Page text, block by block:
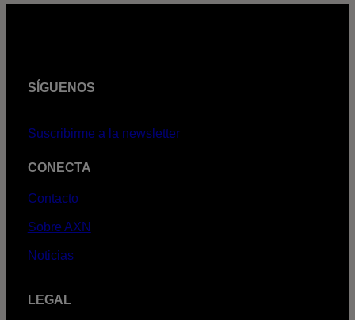
SÍGUENOS
Suscribirme a la newsletter
CONECTA
Contacto
Sobre AXN
Noticias
LEGAL